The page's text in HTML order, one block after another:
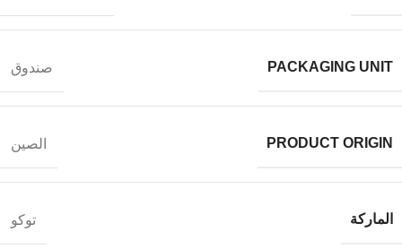
PACKAGING UNIT صندوق
PRODUCT ORIGIN الصين
الماركة توكو